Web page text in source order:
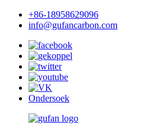
+86-18958629096
info@gufancarbon.com
Ondersoek